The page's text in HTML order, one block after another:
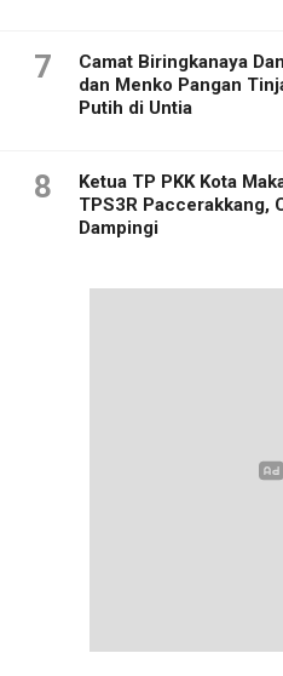
7
Camat Biringkanaya
dan Menko Pangan
Putih di Untia
8
Ketua TP PKK Kota
TPS3R Paccerakkang,
Dampingi